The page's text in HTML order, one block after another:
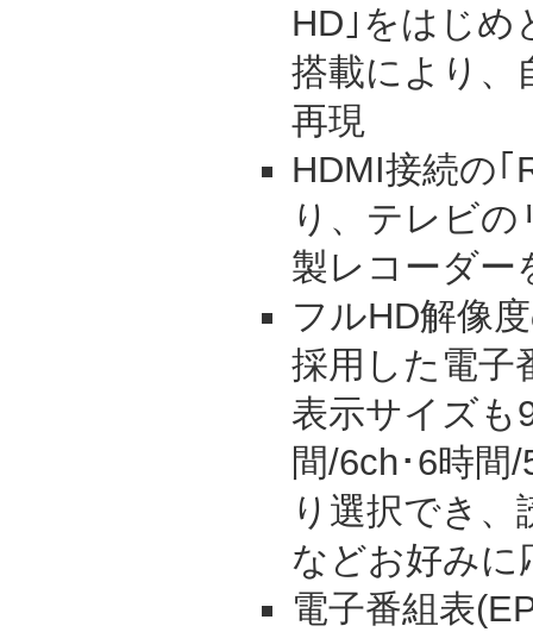
HD｣をはじめ
搭載により、
再現
HDMI接続の｢
り、テレビ
製レコーダー
フルHD解像
採用した電子
表示サイズも
間/6ch･6時間
り選択でき
などお好みに
電子番組表